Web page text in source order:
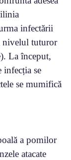
infectării
nivelul tuturor
La început,
infecția se
se mumifică
a pomilor
atacate